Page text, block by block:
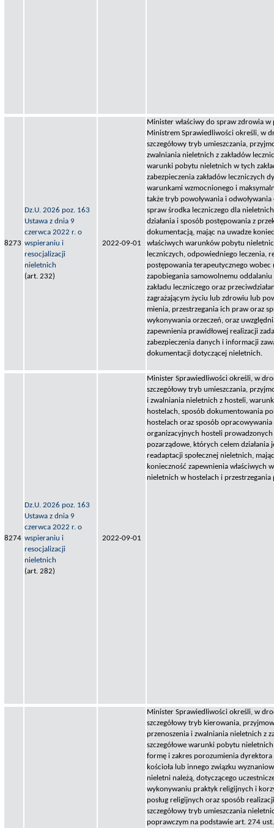
8273
Dz.U. 2026 poz. 163
Ustawa z dnia 9
czerwca 2022 r. o
wspieraniu i
resocjalizacji
nieletnich
(art. 232)
2022-09-01
Minister właściwy do spraw zdrowia w
Ministrem Sprawiedliwości określi, w
szczegółowy tryb umieszczania,
zwalniania nieletnich z zakładów
warunki pobytu nieletnich w tych
zabezpieczenia zakładów leczniczych
warunkami wzmocnionego i
także tryb powoływania i
spraw środka leczniczego dla
działania i sposób postępowania z
dokumentacją, mając na uwadze
właściwych warunków pobytu
leczniczych, odpowiedniego leczenia,
postępowania terapeutycznego wobec
zapobiegania samowolnemu oddalaniu
zakładu leczniczego oraz
zagrażającym życiu lub zdrowiu lub
mienia, przestrzegania ich praw oraz
wykonywania orzeczeń, oraz
zapewnienia prawidłowej realizacji
zabezpieczenia danych i informacji
dokumentacji dotyczącej nieletnich.
8274
Dz.U. 2026 poz. 163
Ustawa z dnia 9
czerwca 2022 r. o
wspieraniu i
resocjalizacji
nieletnich
(art. 282)
2022-09-01
Minister Sprawiedliwości określi, w
szczegółowy tryb umieszczania,
i zwalniania nieletnich z hosteli,
hostelach, sposób dokumentowania
hostelach oraz sposób
organizacyjnych hosteli prowadzonych
pozarządowe, których celem działania
readaptacji społecznej nieletnich,
konieczność zapewnienia właściwych
nieletnich w hostelach i
Minister Sprawiedliwości określi, w
szczegółowy tryb kierowania,
przenoszenia i zwalniania nieletnich z
szczegółowe warunki pobytu
formę i zakres porozumienia dyrektora
kościoła lub innego związku
nieletni należą, dotyczącego
wykonywaniu praktyk religijnych i
posług religijnych oraz sposób
szczegółowy tryb umieszczania
poprawczym na podstawie art. 274